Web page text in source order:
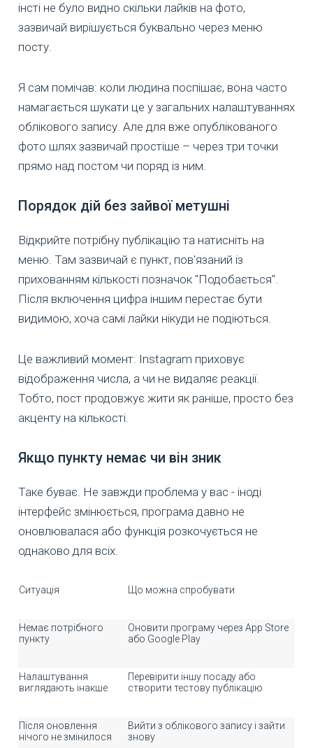
інсті не було видно скільки лайків на фото,
зазвичай вирішується буквально через меню
посту.
Я сам помічав: коли людина поспішає, вона часто
намагається шукати це у загальних налаштуваннях
облікового запису. Але для вже опублікованого
фото шлях зазвичай простіше – через три точки
прямо над постом чи поряд із ним.
Порядок дій без зайвої метушні
Відкрийте потрібну публікацію та натисніть на
меню. Там зазвичай є пункт, пов'язаний із
прихованням кількості позначок "Подобається".
Після включення цифра іншим перестає бути
видимою, хоча самі лайки нікуди не подіються.
Це важливий момент: Instagram приховує
відображення числа, а чи не видаляє реакції.
Тобто, пост продовжує жити як раніше, просто без
акценту на кількості.
Якщо пункту немає чи він зник
Таке буває. Не завжди проблема у вас - іноді
інтерфейс змінюється, програма давно не
оновлювалася або функція розкочується не
однаково для всіх.
Ситуація Що можна спробувати
Немає потрібного
пункту
Оновити програму через App Store
або Google Play
Налаштування
виглядають інакше
Перевірити іншу посаду або
створити тестову публікацію
Після оновлення
нічого не змінилося
Вийти з облікового запису і зайти
знову